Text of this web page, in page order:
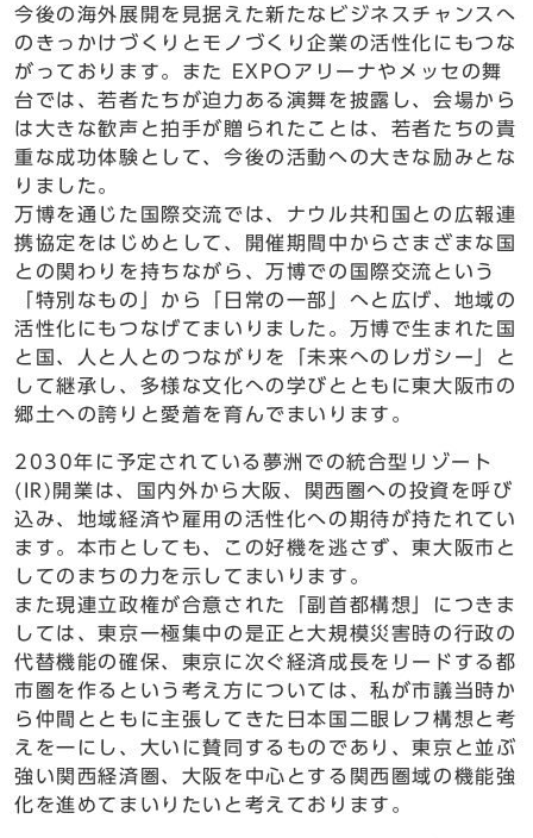
今後の海外展開を見据えた新たなビジネスチャンスへ
のきっかけづくりとモノづくり企業の活性化にもつな
がっております。また EXPOアリーナやメッセの舞
台では、若者たちが迫力ある演舞を披露し、会場から
は大きな歓声と拍手が贈られたことは、若者たちの貴
重な成功体験として、今後の活動への大きな励みとな
りました。
万博を通じた国際交流では、ナウル共和国との広報連
携協定をはじめとして、開催期間中からさまざまな国
との関わりを持ちながら、万博での国際交流という
「特別なもの」から「日常の一部」へと広げ、地域の
活性化にもつなげてまいりました。万博で生まれた国
と国、人と人とのつながりを「未来へのレガシー」と
して継承し、多様な文化への学びとともに東大阪市の
郷土への誇りと愛着を育んでまいります。
2030年に予定されている夢洲での統合型リゾート
(IR)開業は、国内外から大阪、関西圏への投資を呼び
込み、地域経済や雇用の活性化への期待が持たれてい
ます。本市としても、この好機を逃さず、東大阪市と
してのまちの力を示してまいります。
また現連立政権が合意された「副首都構想」につきま
しては、東京一極集中の是正と大規模災害時の行政の
代替機能の確保、東京に次ぐ経済成長をリードする都
市圏を作るという考え方については、私が市議当時か
ら仲間とともに主張してきた日本国二眼レフ構想と考
えを一にし、大いに賛同するものであり、東京と並ぶ
強い関西経済圏、大阪を中心とする関西圏域の機能強
化を進めてまいりたいと考えております。